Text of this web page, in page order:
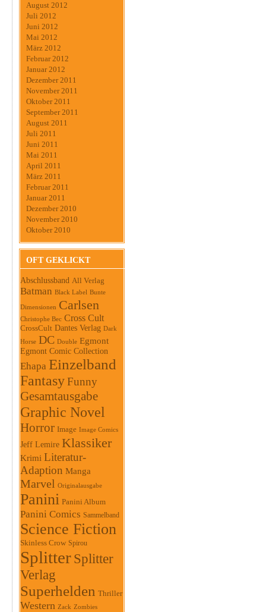
August 2012
Juli 2012
Juni 2012
Mai 2012
März 2012
Februar 2012
Januar 2012
Dezember 2011
November 2011
Oktober 2011
September 2011
August 2011
Juli 2011
Juni 2011
Mai 2011
April 2011
März 2011
Februar 2011
Januar 2011
Dezember 2010
November 2010
Oktober 2010
OFT GEKLICKT
Abschlussband All Verlag
Batman Black Label Bunte
Dimensionen Carlsen
Christophe Bec Cross Cult
CrossCult Dantes Verlag Dark
Horse DC Double Egmont
Egmont Comic Collection
Ehapa Einzelband
FantasyFunny
Gesamtausgabe
Graphic Novel
Horror Image Image Comics
Jeff Lemire Klassiker
Krimi Literatur-
Adaption Manga
Marvel Originalausgabe
Panini Panini Album
Panini Comics Sammelband
Science Fiction
Skinless Crow Spirou
Splitter Splitter
Verlag
Superhelden Thriller
Western Zack Zombies